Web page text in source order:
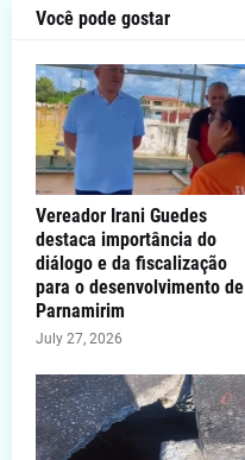
Você pode gostar
Vereador Irani Guedes
destaca importância do
diálogo e da fiscalização
para o desenvolvimento de
Parnamirim
July 27, 2026